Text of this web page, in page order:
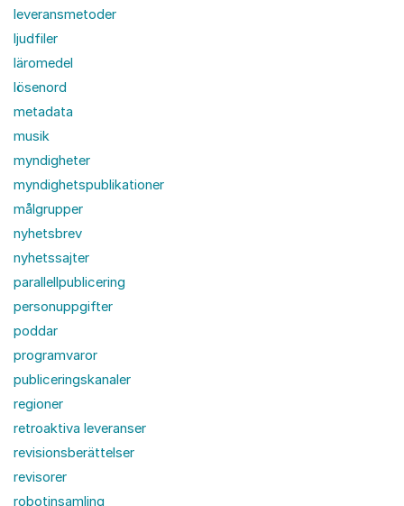
leveransmetoder
ljudfiler
läromedel
lösenord
metadata
musik
myndigheter
myndighetspublikationer
målgrupper
nyhetsbrev
nyhetssajter
parallellpublicering
personuppgifter
poddar
programvaror
publiceringskanaler
regioner
retroaktiva leveranser
revisionsberättelser
revisorer
robotinsamling